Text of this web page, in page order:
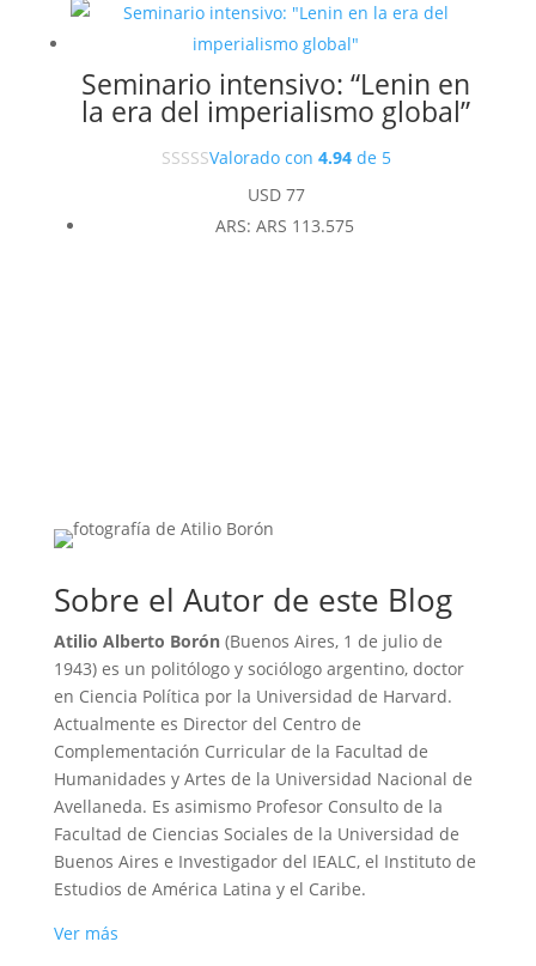
Seminario intensivo: “Lenin en
la era del imperialismo global”
Valorado con 4.94de 5
USD77
ARS: ARS 113.575
Sobre el Autor de este Blog
Atilio Alberto Borón(Buenos Aires, 1 de julio de
1943) es un politólogo y sociólogo argentino, doctor
en Ciencia Política por la Universidad de Harvard.
Actualmente es Director del Centro de
Complementación Curricular de la Facultad de
Humanidades y Artes de la Universidad Nacional de
Avellaneda. Es asimismo Profesor Consulto de la
Facultad de Ciencias Sociales de la Universidad de
Buenos Aires e Investigador del IEALC, el Instituto de
Estudios de América Latina y el Caribe.
Ver más